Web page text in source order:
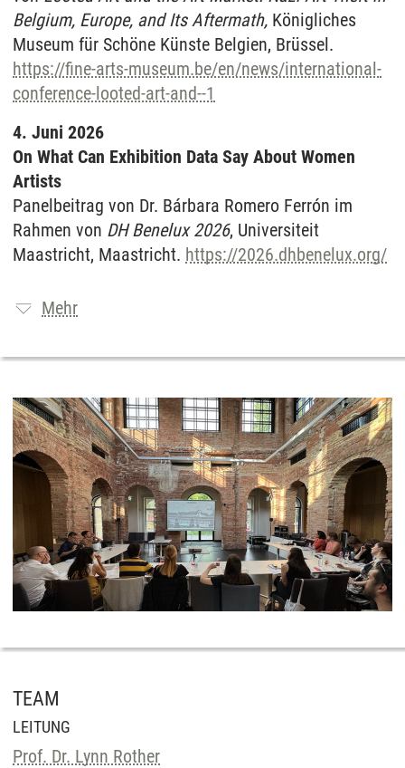
Belgium, Europe, and Its Aftermath, Königliches
Museum für Schöne Künste Belgien, Brüssel.
https://fine-arts-museum.be/en/news/international-
conference-looted-art-and--1
4. Juni 2026
On What Can Exhibition Data Say About Women
Artists
Panelbeitrag von Dr. Bárbara Romero Ferrón im
Rahmen von DH Benelux 2026, Universiteit
Maastricht, Maastricht. https://2026.dhbenelux.org/
Mehr
TEAM
LEITUNG
Prof. Dr. Lynn Rother